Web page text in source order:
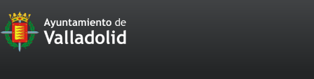
Portal
Web